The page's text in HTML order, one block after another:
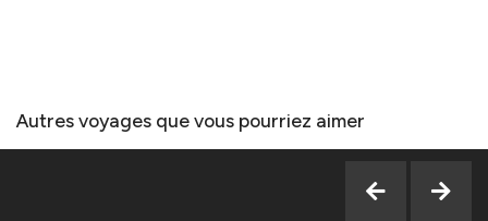
Autres voyages que vous pourriez aimer